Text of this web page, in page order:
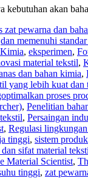
kebutuhan akan
zat pewarna dan
dan memenuhi
, eksperimen,
material tekstil,
dan bahan kimia,
yang lebih kuat dan
proses
, Penelitian
, Persaingan
, Regulasi
tinggi, sistem
sifat material
Material Scientist,
tinggi, zat